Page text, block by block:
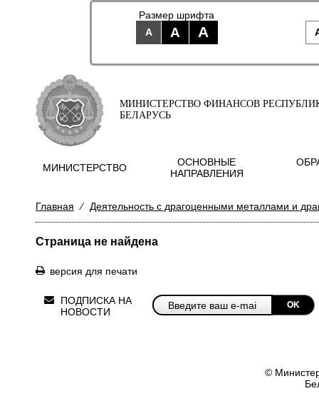
Размер шрифта
A
A A
МИНИСТЕРСТВО ФИНАНСОВ
БЕЛАРУСЬ
МИНИСТЕРСТВО
ОСНОВНЫЕ
НАПРАВЛЕНИЯ
Главная ⁄ Деятельность с драгоценными металлами и
Страница не найдена
версия для печати
ПОДПИСКА НА
НОВОСТИ
OK
©